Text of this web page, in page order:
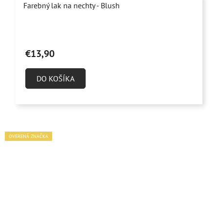
Farebný lak na nechty - Blush
€13,90
DO KOŠÍKA
OVERENÁ ZNAČKA